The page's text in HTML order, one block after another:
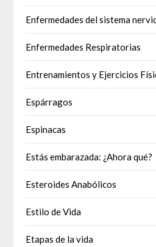
Enfermedades del sistema
Enfermedades Respiratorias
Entrenamientos y Ejercicios
Espárragos
Espinacas
Estás embarazada: ¿Ahora qué?
Esteroides Anabólicos
Estilo de Vida
Etapas de la vida